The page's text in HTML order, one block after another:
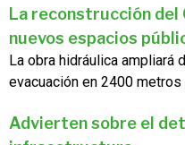
La reconstrucción del
nuevos espacios
La obra hidráulica ampliará
evacuación en 2400 metros
Advierten sobre el